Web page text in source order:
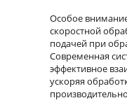
Особое
скоростной
подачей при
Современная
эффективное
ускоряя